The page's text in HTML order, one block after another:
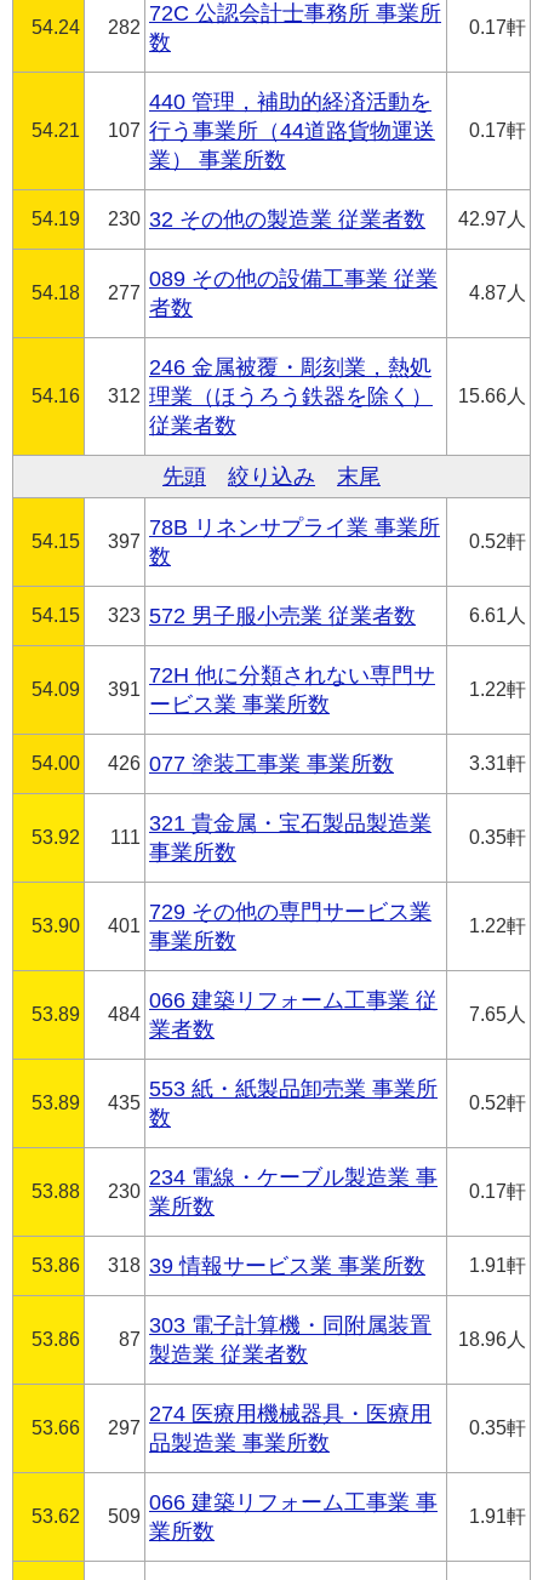
54.24 282
72C 公認会計士事務所 事業所
数
0.17軒
54.21 107
440 管理，補助的経済活動を
行う事業所（44道路貨物運送
業） 事業所数
0.17軒
54.19 230 32 その他の製造業 従業者数 42.97人
54.18 277
089 その他の設備工事業 従業
者数
4.87人
54.16 312
246 金属被覆・彫刻業，熱処
理業（ほうろう鉄器を除く）
従業者数
15.66人
先頭 絞り込み 末尾
54.15 397
78B リネンサプライ業 事業所
数
0.52軒
54.15 323 572 男子服小売業 従業者数 6.61人
54.09 391
72H 他に分類されない専門サ
ービス業 事業所数
1.22軒
54.00 426 077 塗装工事業 事業所数 3.31軒
53.92 111
321 貴金属・宝石製品製造業
事業所数
0.35軒
53.90 401
729 その他の専門サービス業
事業所数
1.22軒
53.89 484
066 建築リフォーム工事業 従
業者数
7.65人
53.89 435
553 紙・紙製品卸売業 事業所
数
0.52軒
53.88 230
234 電線・ケーブル製造業 事
業所数
0.17軒
53.86 318 39 情報サービス業 事業所数 1.91軒
53.86 87
303 電子計算機・同附属装置
製造業 従業者数
18.96人
53.66 297
274 医療用機械器具・医療用
品製造業 事業所数
0.35軒
53.62 509
066 建築リフォーム工事業 事
業所数
1.91軒